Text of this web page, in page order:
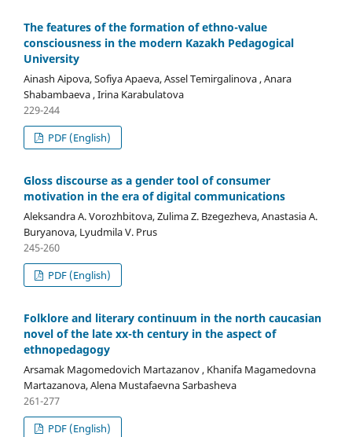
The features of the formation of ethno-value
consciousness in the modern Kazakh Pedagogical
University
Ainash Aipova, Sofiya Apaeva, Assel Temirgalinova , Anara
Shabambaeva , Irina Karabulatova
229-244
PDF (English)
Gloss discourse as a gender tool of consumer
motivation in the era of digital communications
Aleksandra A. Vorozhbitova, Zulima Z. Bzegezheva, Anastasia A.
Buryanova, Lyudmila V. Prus
245-260
PDF (English)
Folklore and literary continuum in the north caucasian
novel of the late xx-th century in the aspect of
ethnopedagogy
Arsamak Magomedovich Martazanov , Khanifa Magamedovna
Martazanova, Alena Mustafaevna Sarbasheva
261-277
PDF (English)